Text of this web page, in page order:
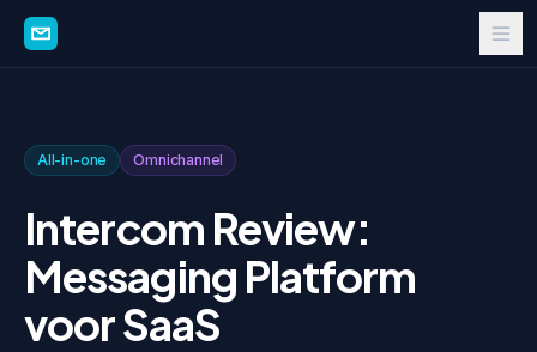
All-in-one Omnichannel
Intercom Review:
Messaging Platform
voor SaaS